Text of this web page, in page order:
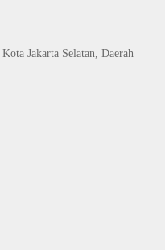
Jakarta Selatan, Daerah